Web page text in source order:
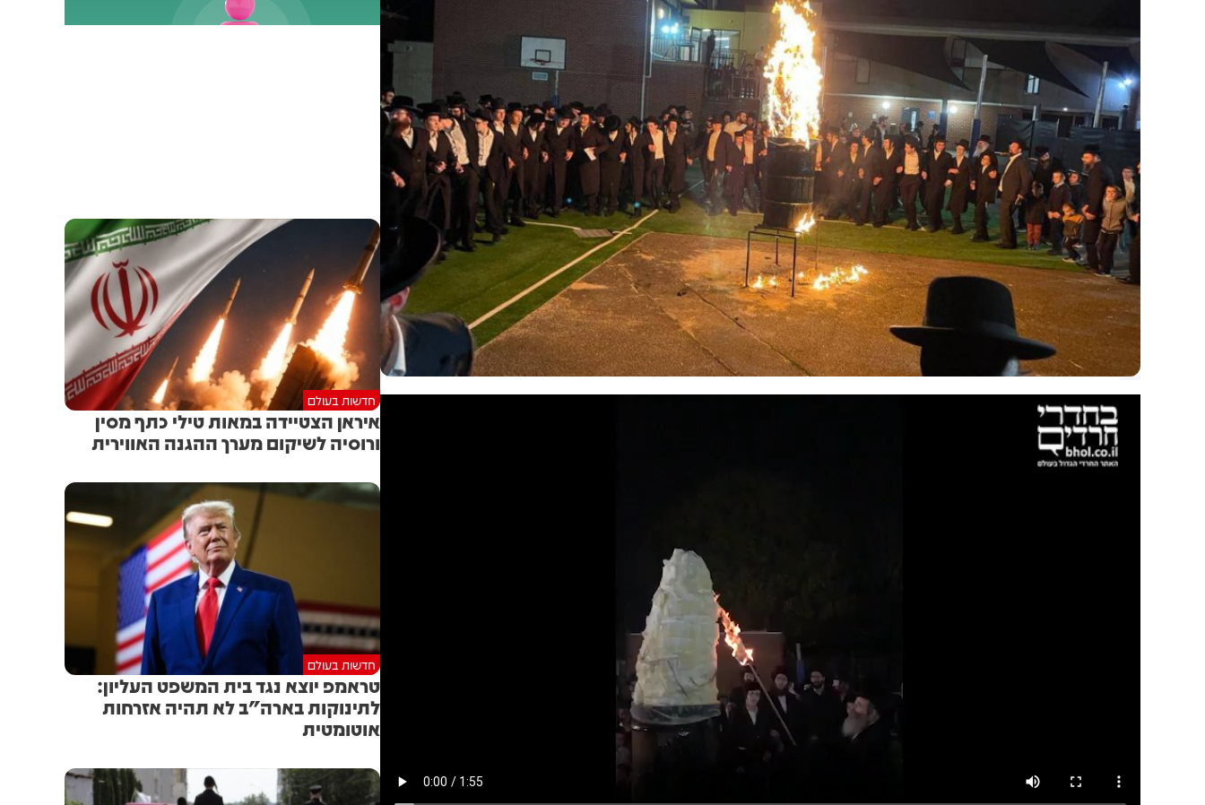
חדשות בעולם
איראן הצטיידה במאות טילי כתף מסין
ורוסיה לשיקום מערך ההגנה האווירית
חדשות בעולם
טראמפ יוצא נגד בית המשפט העליון:
לתינוקות בארה"ב לא תהיה אזרחות
אוטומטית